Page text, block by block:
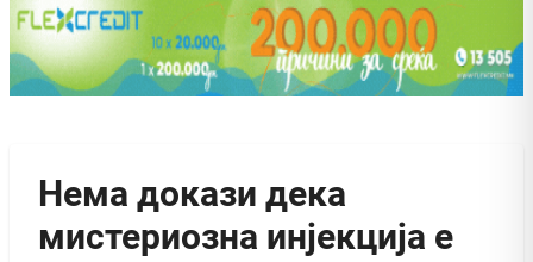
Нема докази дека
мистериозна инјекција е